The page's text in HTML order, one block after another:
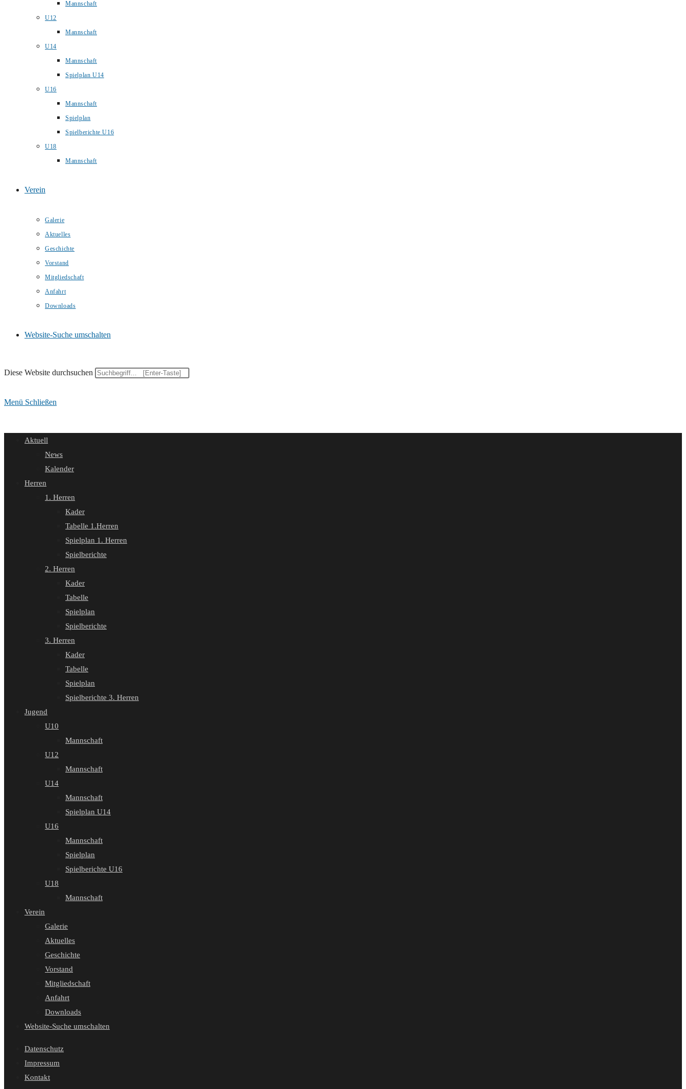
Mannschaft
U12
Mannschaft
U14
Mannschaft
Spielplan U14
U16
Mannschaft
Spielplan
Spielberichte U16
U18
Mannschaft
Verein
Galerie
Aktuelles
Geschichte
Vorstand
Mitgliedschaft
Anfahrt
Downloads
Website-Suche umschalten
Diese Website durchsuchen
Menü Schließen
Aktuell
News
Kalender
Herren
1. Herren
Kader
Tabelle 1.Herren
Spielplan 1. Herren
Spielberichte
2. Herren
Kader
Tabelle
Spielplan
Spielberichte
3. Herren
Kader
Tabelle
Spielplan
Spielberichte 3. Herren
Jugend
U10
Mannschaft
U12
Mannschaft
U14
Mannschaft
Spielplan U14
U16
Mannschaft
Spielplan
Spielberichte U16
U18
Mannschaft
Verein
Galerie
Aktuelles
Geschichte
Vorstand
Mitgliedschaft
Anfahrt
Downloads
Website-Suche umschalten
Datenschutz
Impressum
Kontakt